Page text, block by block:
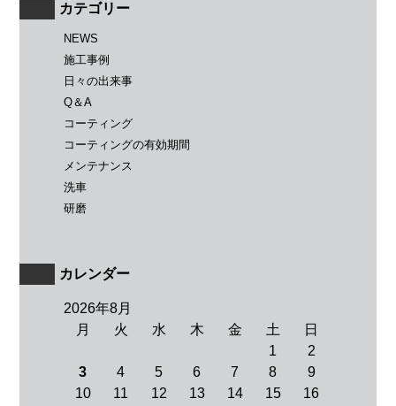
カテゴリー
NEWS
施工事例
日々の出来事
Q＆A
コーティング
コーティングの有効期間
メンテナンス
洗車
研磨
カレンダー
2026年8月
月
火 水 木 金 土
日
1
2
3
4 5 6 7 8
9
10
11 12 13 14 15
16